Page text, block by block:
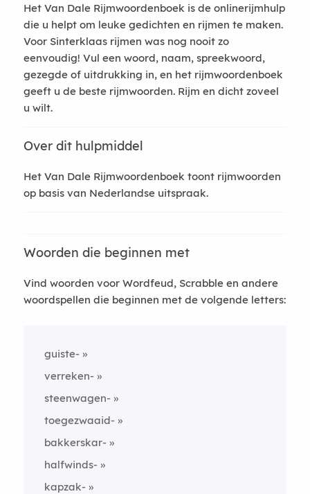
Het Van Dale Rijmwoordenboek is de onlinerijmhulp
die u helpt om leuke gedichten en rijmen te maken.
Voor Sinterklaas rijmen was nog nooit zo
eenvoudig! Vul een woord, naam, spreekwoord,
gezegde of uitdrukking in, en het rijmwoordenboek
geeft u de beste rijmwoorden. Rijm en dicht zoveel
u wilt.
Over dit hulpmiddel
Het Van Dale Rijmwoordenboek toont rijmwoorden
op basis van Nederlandse uitspraak.
Woorden die beginnen met
Vind woorden voor Wordfeud, Scrabble en andere
woordspellen die beginnen met de volgende letters:
guiste-
verreken-
steenwagen-
toegezwaaid-
bakkerskar-
halfwinds-
kapzak-